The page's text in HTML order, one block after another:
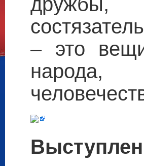
– это
народа,